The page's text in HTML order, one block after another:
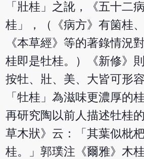
「壯桂」之訛，《五十二
桂」，（《病方》有箘桂
《本草經》等的著錄情況
桂即是牡桂。）《新修》
按牡、壯、美、大皆可形
「牡桂」為滋味更濃厚的
再研究陶以前人描述牡桂
草木狀》云：「其葉似枇
桂。」郭璞注《爾雅》木